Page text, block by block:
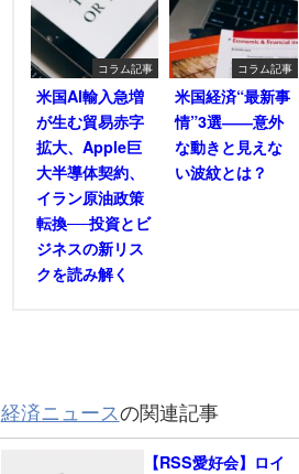
コラム記事
米国AI輸入急増
が生む貿易赤字
拡大、Apple巨
大半導体契約、
イラン原油政策
転換──投資とビ
ジネスの新リス
クを読み解く
コラム記事
米国経済“最新事
情”3選――意外
な動きと見えな
い波紋とは？
経済ニュースの関連記事
【RSS愛好会】ロイ